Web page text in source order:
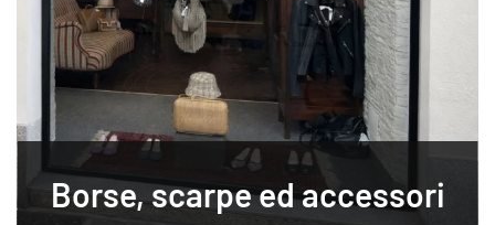
Borse, scarpe ed accessori